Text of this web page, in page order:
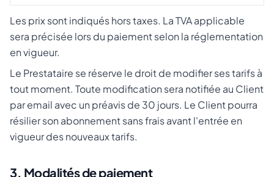
Les prix sont indiqués hors taxes. La TVA applicable
sera précisée lors du paiement selon la réglementation
en vigueur.
Le Prestataire se réserve le droit de modifier ses tarifs à
tout moment. Toute modification sera notifiée au Client
par email avec un préavis de 30 jours. Le Client pourra
résilier son abonnement sans frais avant l'entrée en
vigueur des nouveaux tarifs.
3. Modalités de paiement